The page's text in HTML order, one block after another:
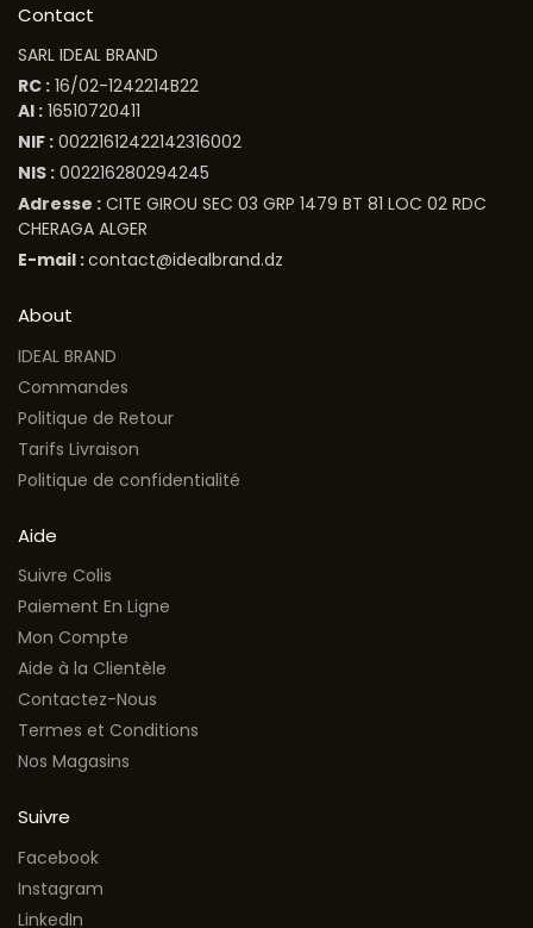
Contact
SARL IDEAL BRAND
RC : 16/02-1242214B22
AI : 16510720411
NIF : 00221612422142316002
NIS : 002216280294245
Adresse : CITE GIROU SEC 03 GRP 1479 BT 81 LOC 02 RDC
CHERAGA ALGER
E-mail :contact@idealbrand.dz
About
IDEAL BRAND
Commandes
Politique de Retour
Tarifs Livraison
Politique de confidentialité
Aide
Suivre Colis
Paiement En Ligne
Mon Compte
Aide à la Clientèle
Contactez-Nous
Termes et Conditions
Nos Magasins
Suivre
Facebook
Instagram
LinkedIn